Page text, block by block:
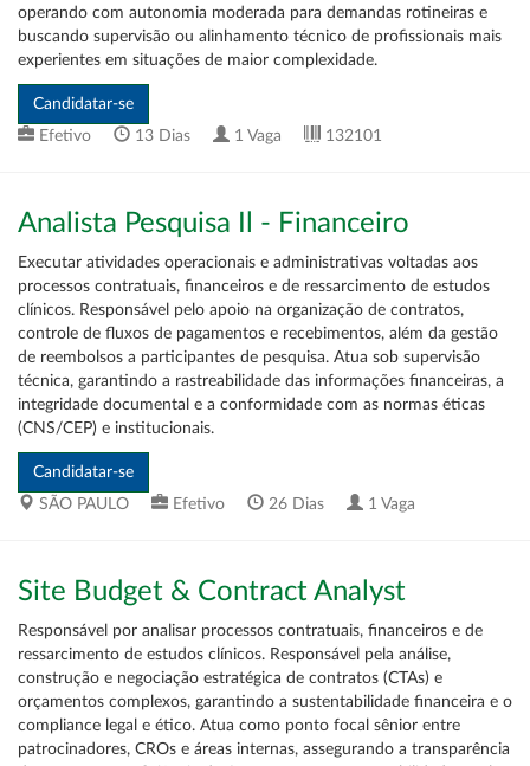
operando com autonomia moderada para demandas rotineiras e
buscando supervisão ou alinhamento técnico de profissionais mais
experientes em situações de maior complexidade.
Efetivo 13 Dias 1 Vaga 132101
Analista Pesquisa Il - Financeiro
Executar atividades operacionais e administrativas voltadas aos
processos contratuais, financeiros e de ressarcimento de estudos
clínicos. Responsável pelo apoio na organização de contratos,
controle de fluxos de pagamentos e recebimentos, além da gestão
de reembolsos a participantes de pesquisa. Atua sob supervisão
técnica, garantindo a rastreabilidade das informações financeiras, a
integridade documental e a conformidade com as normas éticas
(CNS/CEP) e institucionais.
SÃO PAULO Efetivo 26 Dias 1 Vaga
Site Budget & Contract Analyst
Responsável por analisar processos contratuais, financeiros e de
ressarcimento de estudos clínicos. Responsável pela análise,
construção e negociação estratégica de contratos (CTAs) e
orçamentos complexos, garantindo a sustentabilidade financeira e o
compliance legal e ético. Atua como ponto focal sênior entre
patrocinadores, CROs e áreas internas, assegurando a transparência